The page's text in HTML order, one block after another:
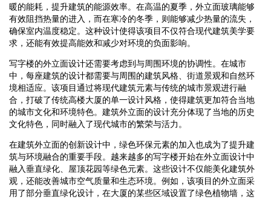
暖的能耗，提升建筑的能源效率。在高温的夏季，外立面玻璃能够
有效阻挡热量的进入，而在寒冷的冬季，则能够减少热量的流失，
确保室内温度稳定。这种设计使得该项目不仅符合现代建筑美学要
求，还能有效提高能效和减少对环境的负面影响。
写字楼的外立面设计还需要考虑到与周围环境的协调性。在城市
中，每座建筑的设计都需要与周围的建筑风格、街道景观和自然环
境相适应。该项目通过将现代建筑元素与传统的城市景观进行融
合，打破了传统高楼大厦的单一设计风格，使得建筑更加符合当地
的城市文化和环境特色。建筑外立面的设计充分体现了当地的历史
文化特色，同时融入了现代城市的繁荣与活力。
在建筑外立面的创新设计中，绿色环保元素的加入也成为了提升建
筑与环境融合的重要手段。越来越多的写字楼开始在外立面设计中
融入垂直绿化、屋顶花园等绿色元素。这些设计不仅能美化建筑外
观，还能改善城市空气质量和生态环境。例如，该项目的外立面采
用了部分垂直绿化设计，在大厦的某些区域设置了绿色植物墙，这